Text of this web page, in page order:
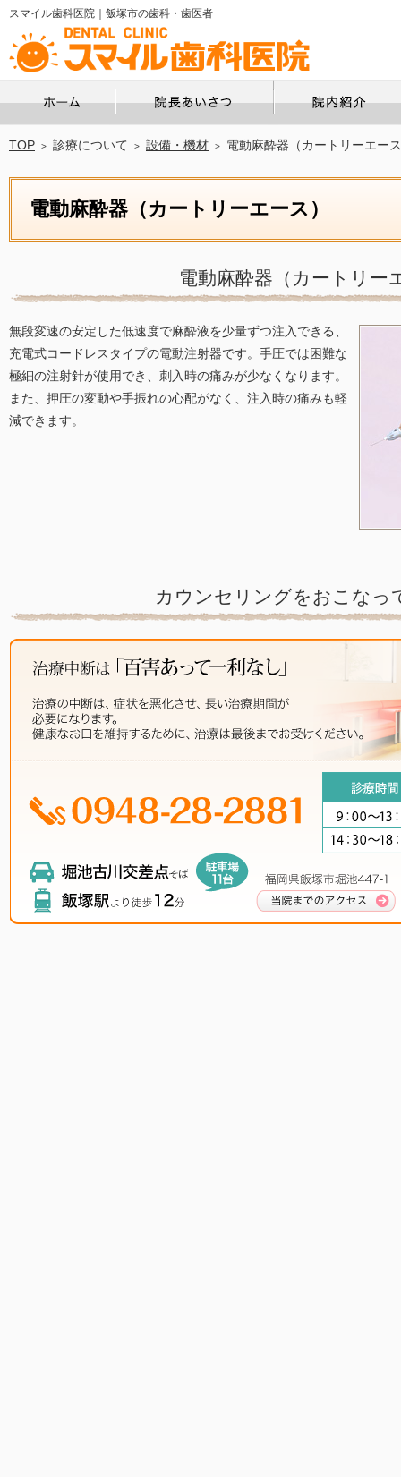
電動麻酔器（カートリーエース）
スマイル歯科医院｜飯塚市の歯科・歯医者
電動麻酔器（カートリー
無段変速の安定した低速度で麻酔液を少量ずつ注入できる、
充電式コードレスタイプの電動注射器です。手圧では困難な
極細の注射針が使用でき、刺入時の痛みが少なくなります。
また、押圧の変動や手振れの心配がなく、注入時の痛みも軽
減できます。
カウンセリングをおこなっ
ホーム
TOP 診療について 設備・機材 電動麻酔器（カートリーエー